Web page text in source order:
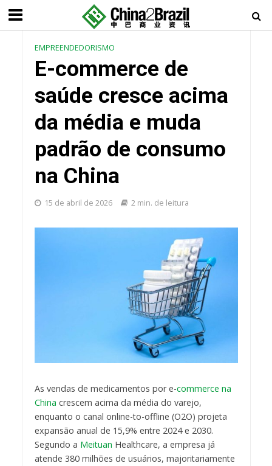
EMPREENDEDORISMO
E-commerce de
saúde cresce acima
da média e muda
padrão de consumo
na China
15 de abril de 2026 2 min. de leitura
As vendas de medicamentos por e-commerce na
China crescem acima da média do varejo,
enquanto o canal online-to-offline (O2O) projeta
expansão anual de 15,9% entre 2024 e 2030.
Segundo a Meituan Healthcare, a empresa já
atende 380 milhões de usuários, majoritariamente